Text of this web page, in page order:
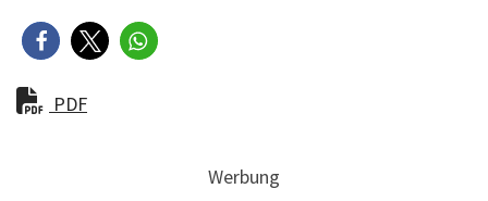
PDF
Werbung